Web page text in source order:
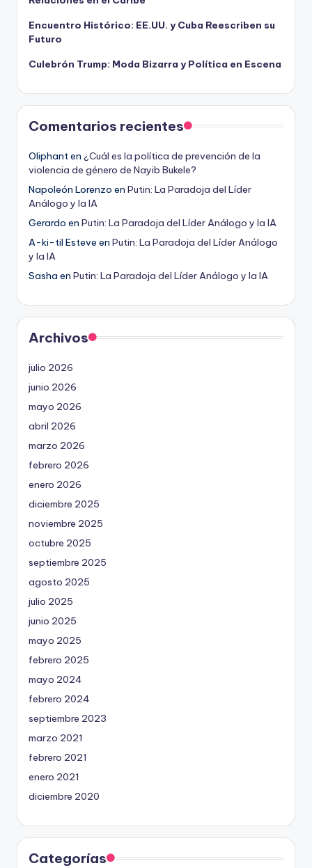
Encuentro Histórico: EE.UU. y Cuba Reescriben su
Futuro
Culebrón Trump: Moda Bizarra y Política en Escena
Comentarios recientes
Oliphanten ¿Cuál es la política de prevención de la
violencia de género de Nayib Bukele?
Napoleón Lorenzo en Putin: La Paradoja del Líder
Análogo y la IA
Gerardo en Putin: La Paradoja del Líder Análogo y la IA
A-ki-til Esteve en Putin: La Paradoja del Líder Análogo
y la IA
Sasha en Putin: La Paradoja del Líder Análogo y la IA
Archivos
julio 2026
junio 2026
mayo 2026
abril 2026
marzo 2026
febrero 2026
enero 2026
diciembre 2025
noviembre 2025
octubre 2025
septiembre 2025
agosto 2025
julio 2025
junio 2025
mayo 2025
febrero 2025
mayo 2024
febrero 2024
septiembre 2023
marzo 2021
febrero 2021
enero 2021
diciembre 2020
Categorías